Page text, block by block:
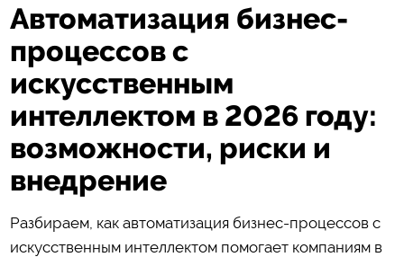
Автоматизация бизнес-
процессов с
искусственным
интеллектом в 2026 году:
возможности, риски и
внедрение
Разбираем, как автоматизация бизнес-процессов с
искусственным интеллектом помогает компаниям в